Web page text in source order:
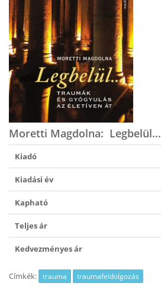
Moretti Magdolna: Legbelül...
Kiadó
Kiadási év
Kapható
Teljes ár
Kedvezményes ár
Címkék: trauma traumafeldolgozás